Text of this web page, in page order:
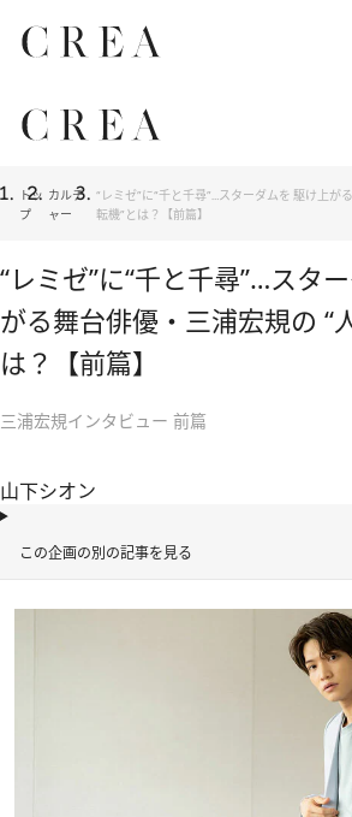
トッ
プ
カルチ
ャー
“レミゼ”に“千と千尋”…スターダムを 駆け上が
転機”とは？【前篇】
“レミゼ”に“千と千尋”…スタ
がる舞台俳優・三浦宏規の “
は？【前篇】
三浦宏規インタビュー 前篇
山下シオン
この企画の別の記事を見る